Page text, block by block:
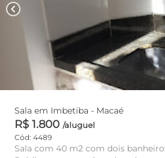
chevron_left
Sala em Imbetiba - Macaé
R$ 1.800 /aluguel
Cód: 4489
Sala com 40 m2 com dois